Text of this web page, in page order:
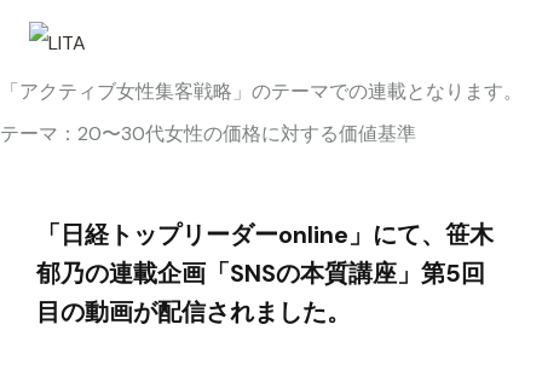
「アクティブ女性集客戦略」のテーマでの連載となります。
テーマ：20〜30代女性の価格に対する価値基準
稿
「日経トップリーダーonline」にて、笹木
郁乃の連載企画「SNSの本質講座」第5回
目の動画が配信されました。